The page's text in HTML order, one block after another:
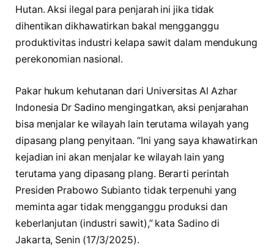
Hutan. Aksi ilegal para penjarah ini jika tidak
dihentikan dikhawatirkan bakal mengganggu
produktivitas industri kelapa sawit dalam mendukung
perekonomian nasional.
Pakar hukum kehutanan dari Universitas Al Azhar
Indonesia Dr Sadino mengingatkan, aksi penjarahan
bisa menjalar ke wilayah lain terutama wilayah yang
dipasang plang penyitaan. “Ini yang saya khawatirkan
kejadian ini akan menjalar ke wilayah lain yang
terutama yang dipasang plang. Berarti perintah
Presiden Prabowo Subianto tidak terpenuhi yang
meminta agar tidak mengganggu produksi dan
keberlanjutan (industri sawit),” kata Sadino di
Jakarta, Senin (17/3/2025).